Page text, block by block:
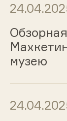
музею